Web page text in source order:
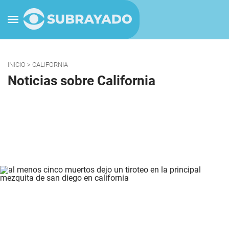
INICIO > CALIFORNIA
Noticias sobre California